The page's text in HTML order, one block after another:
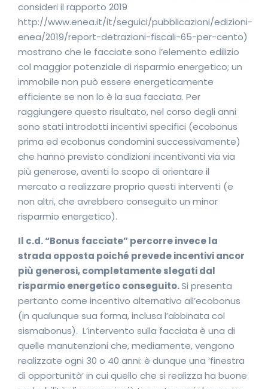
consideri il rapporto 2019
http://www.enea.it/it/seguici/pubblicazioni/edizioni-
enea/2019/report-detrazioni-fiscali-65-per-cento)
mostrano che le facciate sono l’elemento edilizio
col maggior potenziale di risparmio energetico; un
immobile non può essere energeticamente
efficiente se non lo è la sua facciata. Per
raggiungere questo risultato, nel corso degli anni
sono stati introdotti incentivi specifici (ecobonus
prima ed ecobonus condomini successivamente)
che hanno previsto condizioni incentivanti via via
più generose, aventi lo scopo di orientare il
mercato a realizzare proprio questi interventi (e
non altri, che avrebbero conseguito un minor
risparmio energetico).
Il c.d. “Bonus facciate” percorre invece la
strada opposta poiché prevede incentivi ancor
più generosi, completamente slegati dal
risparmio energetico conseguito.Si presenta
pertanto come incentivo alternativo all’ecobonus
(in qualunque sua forma, inclusa l’abbinata col
sismabonus). L’intervento sulla facciata è una di
quelle manutenzioni che, mediamente, vengono
realizzate ogni 30 o 40 anni: è dunque una ‘finestra
di opportunità’ in cui quello che si realizza ha buone